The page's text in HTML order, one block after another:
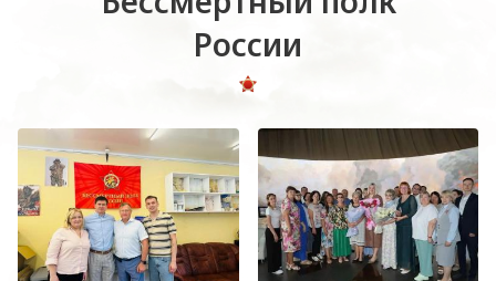
России